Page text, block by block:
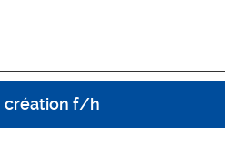
création f/h